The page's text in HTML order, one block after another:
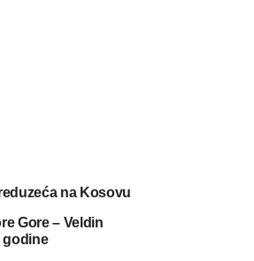
na Kosovu
Gore – Veldin
godine